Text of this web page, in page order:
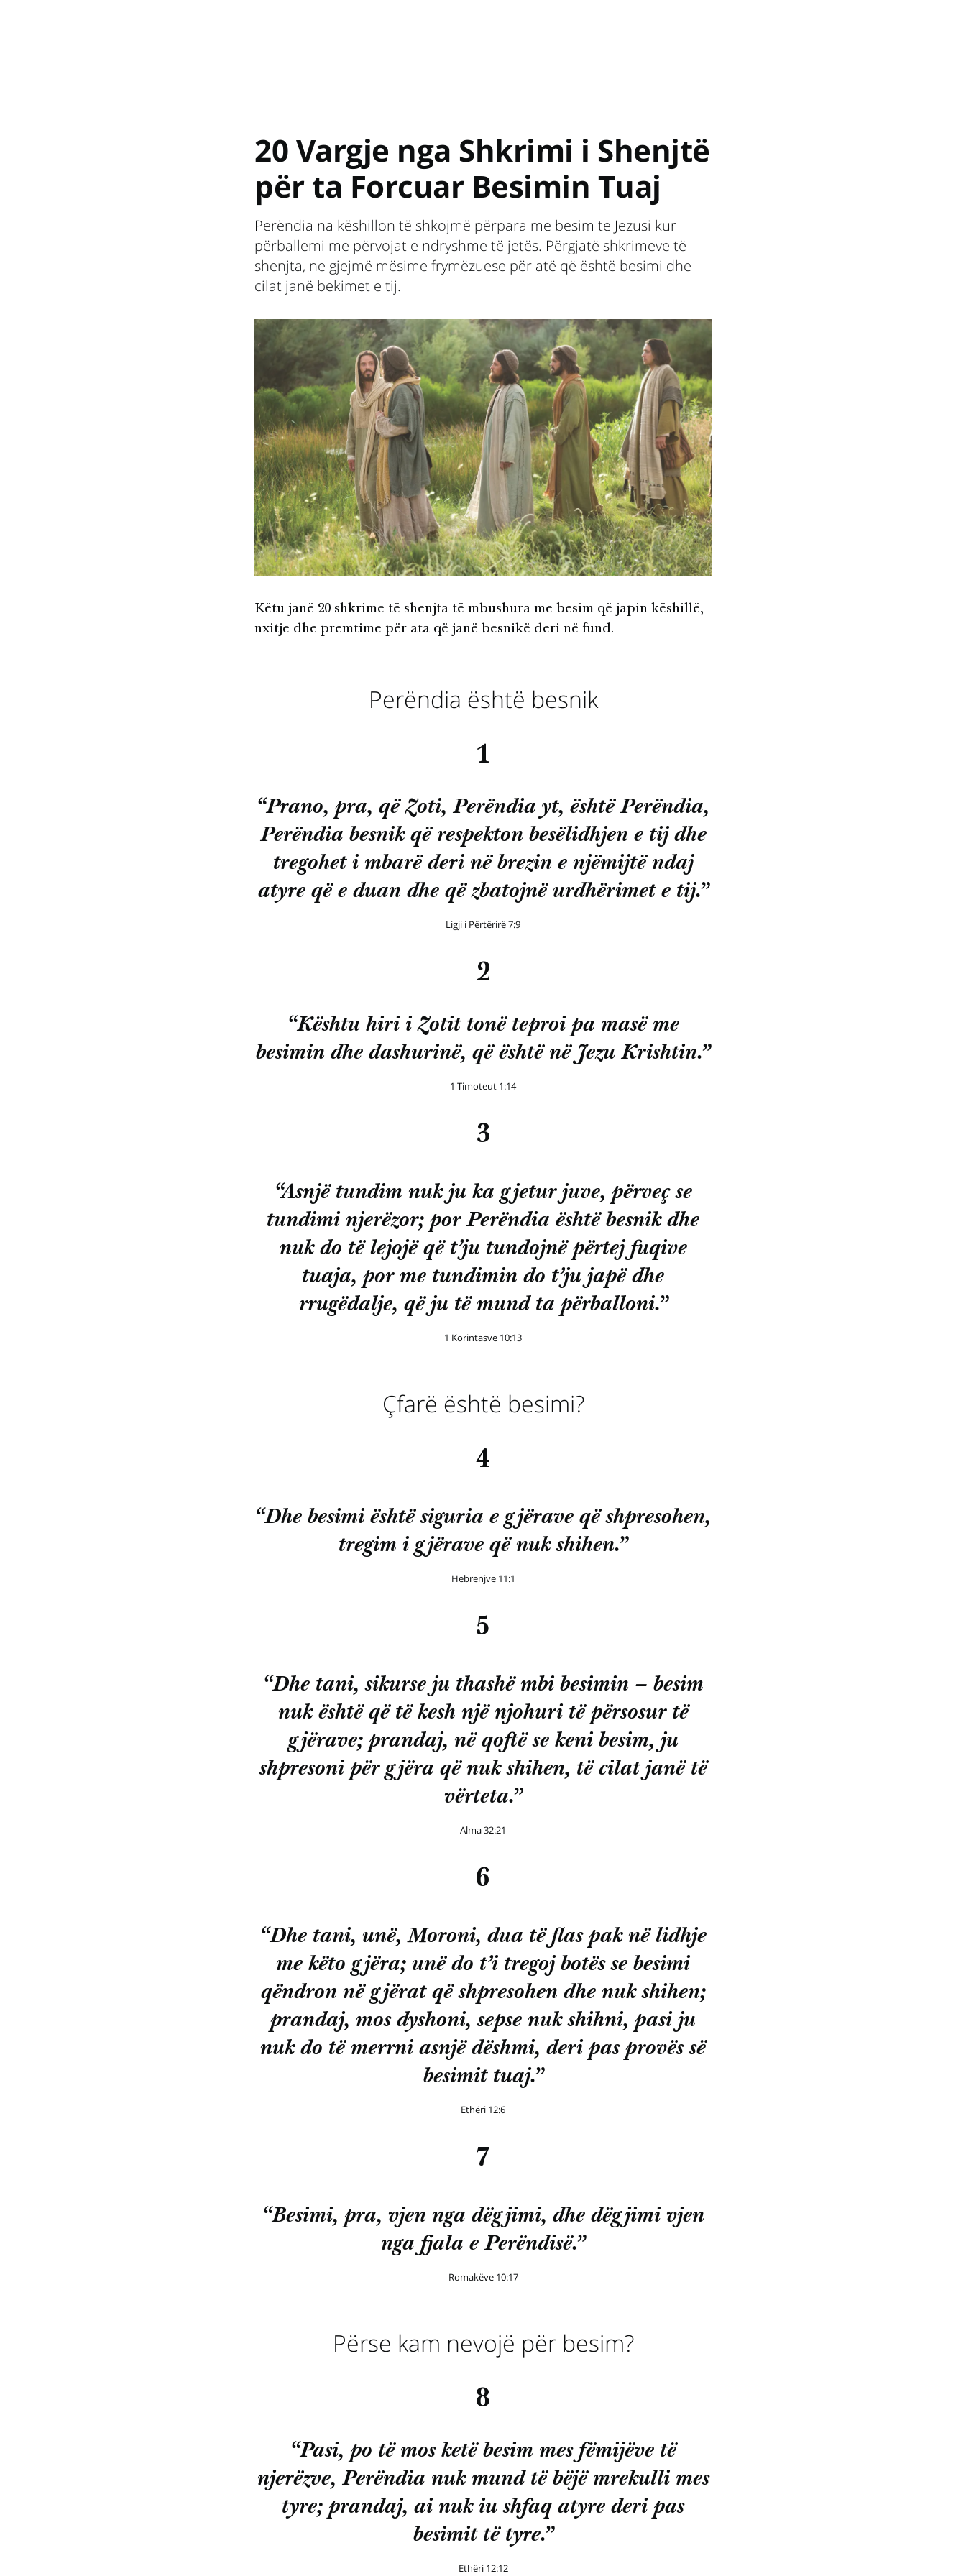
20 Vargje nga Shkrimi i Shenjtë
për ta Forcuar Besimin Tuaj
Perëndia na këshillon të shkojmë përpara me besim te Jezusi kur
përballemi me përvojat e ndryshme të jetës. Përgjatë shkrimeve të
shenjta, ne gjejmë mësime frymëzuese për atë që është besimi dhe
cilat janë bekimet e tij.
Këtu janë 20 shkrime të shenjta të mbushura me besim që japin këshillë,
nxitje dhe premtime për ata që janë besnikë deri në fund.
Perëndia është besnik
1
“Prano, pra, që Zoti, Perëndia yt, është Perëndia,
Perëndia besnik që respekton besëlidhjen e tij dhe
tregohet i mbarë deri në brezin e njëmijtë ndaj
atyre që e duan dhe që zbatojnë urdhërimet e tij.”
Ligji i Përtërirë 7:9
2
“Kështu hiri i Zotit tonë teproi pa masë me
besimin dhe dashurinë, që është në Jezu Krishtin.”
1 Timoteut 1:14
3
“Asnjë tundim nuk ju ka gjetur juve, përveç se
tundimi njerëzor; por Perëndia është besnik dhe
nuk do të lejojë që t’ju tundojnë përtej fuqive
tuaja, por me tundimin do t’ju japë dhe
rrugëdalje, që ju të mund ta përballoni.”
1 Korintasve 10:13
Çfarë është besimi?
4
“Dhe besimi është siguria e gjërave që shpresohen,
tregim i gjërave që nuk shihen.”
Hebrenjve 11:1
5
“Dhe tani, sikurse ju thashë mbi besimin – besim
nuk është që të kesh një njohuri të përsosur të
gjërave; prandaj, në qoftë se keni besim, ju
shpresoni për gjëra që nuk shihen, të cilat janë të
vërteta.”
Alma 32:21
6
“Dhe tani, unë, Moroni, dua të flas pak në lidhje
me këto gjëra; unë do t’i tregoj botës se besimi
qëndron në gjërat që shpresohen dhe nuk shihen;
prandaj, mos dyshoni, sepse nuk shihni, pasi ju
nuk do të merrni asnjë dëshmi, deri pas provës së
besimit tuaj.”
Ethëri 12:6
7
“Besimi, pra, vjen nga dëgjimi, dhe dëgjimi vjen
nga fjala e Perëndisë.”
Romakëve 10:17
Përse kam nevojë për besim?
8
“Pasi, po të mos ketë besim mes fëmijëve të
njerëzve, Perëndia nuk mund të bëjë mrekulli mes
tyre; prandaj, ai nuk iu shfaq atyre deri pas
besimit të tyre.”
Ethëri 12:12